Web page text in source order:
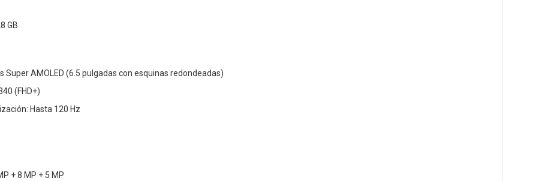
GB
Super AMOLED (6.5 pulgadas con esquinas redondeadas)
(FHD+)
Hasta 120 Hz
+ 8 MP + 5 MP